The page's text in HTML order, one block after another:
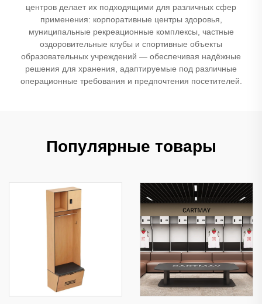
центров делает их подходящими для различных сфер
применения: корпоративные центры здоровья,
муниципальные рекреационные комплексы, частные
оздоровительные клубы и спортивные объекты
образовательных учреждений — обеспечивая надёжные
решения для хранения, адаптируемые под различные
операционные требования и предпочтения посетителей.
Популярные товары